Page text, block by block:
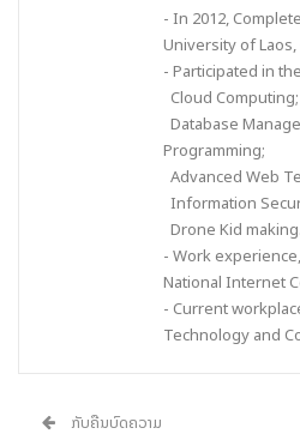
ທີ 3 ມາເປັນຂອງຂວັນອັນງົດງາມໃຫ້ ສ
- In 2012,
University of
- Participated in
Cloud Computing;
Database
Programming;
Advanced Web
Information
Drone Kid making.
- Work
National Internet
- Current
Technology and
ກັບຄືນບົດຄວາມ